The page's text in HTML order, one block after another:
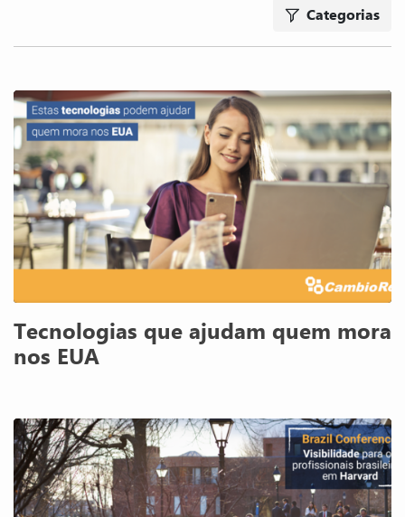
Categorias
Tecnologias que ajudam quem mora
nos EUA